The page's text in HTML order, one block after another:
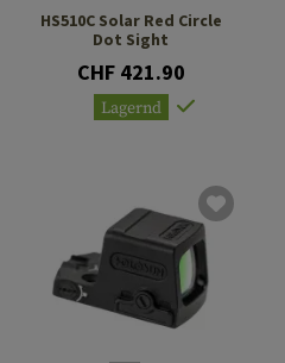
HS510C Solar Red Circle
Dot Sight
CHF 421.90
Lagernd